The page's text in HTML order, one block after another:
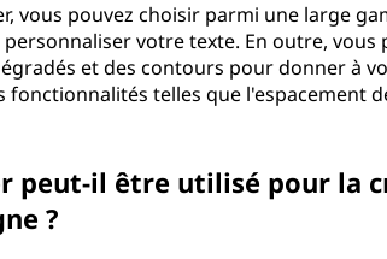
vous pouvez choisir parmi une large
votre texte. En outre, vous
et des contours pour donner à
fonctionnalités telles que l'espacement
peut-il être utilisé pour la
?